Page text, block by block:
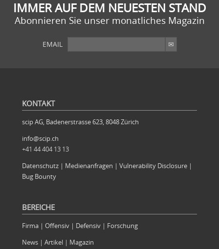
IMMER AUF DEM NEUESTEN STAND
Abonnieren Sie unser monatliches Magazin
EMAIL
KONTAKT
scip AG, Badenerstrasse 623, 8048 Zürich
info@scip.ch
+41 44 404 13 13
Datenschutz| Medienanfragen | Vulnerability Disclosure|
Bug Bounty
BEREICHE
Firma| Offensiv| Defensiv| Forschung
News| Artikel| Magazin